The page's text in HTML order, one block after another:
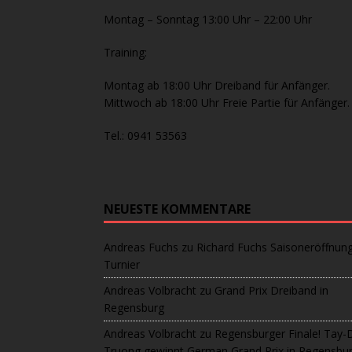
Montag – Sonntag 13:00 Uhr – 22:00 Uhr
Training:
Montag ab 18:00 Uhr Dreiband für Anfänger.
Mittwoch ab 18:00 Uhr Freie Partie für Anfänger.
Tel.: 0941 53563
NEUESTE KOMMENTARE
Andreas Fuchs zu Richard Fuchs
Turnier
Andreas Volbracht zu Grand Prix Dreiband in
Regensburg
Andreas Volbracht zu Regensburger Finale! Tay-